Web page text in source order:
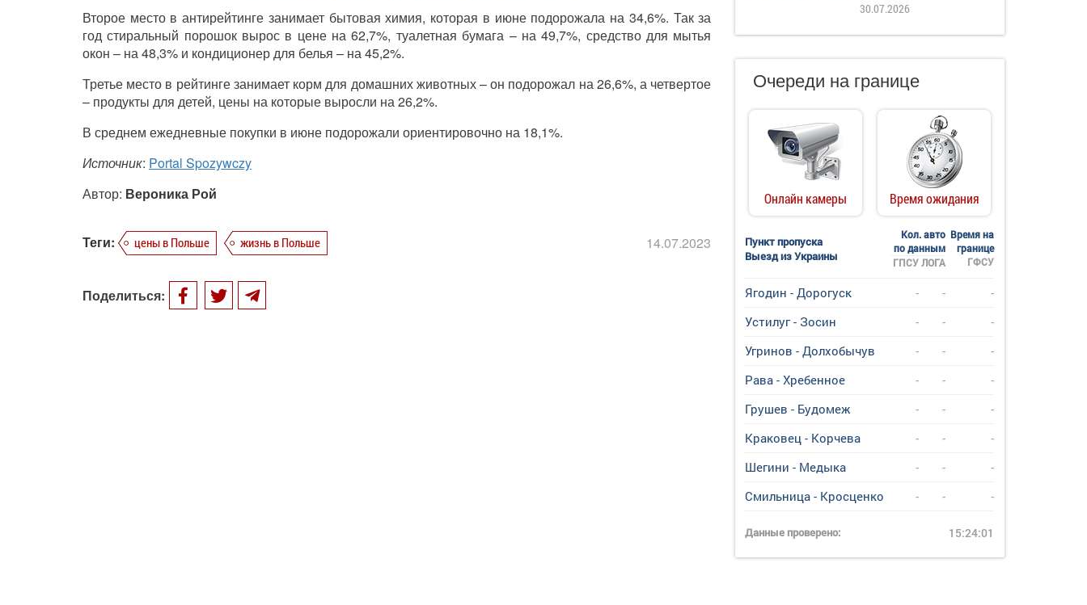
Второе место в антирейтинге занимает бытовая химия, которая в июне подорожала на 34,6%. Так за
год стиральный порошок вырос в цене на 62,7%, туалетная бумага – на 49,7%, средство для мытья
окон – на 48,3% и кондиционер для белья – на 45,2%.
Третье место в рейтинге занимает корм для домашних животных – он подорожал на 26,6%, а четвертое
– продукты для детей, цены на которые выросли на 26,2%.
В среднем ежедневные покупки в июне подорожали ориентировочно на 18,1%.
Источник: Portal Spozywczy
Автор: Вероника Рой
Теги: цены в Польше жизнь в Польше 14.07.2023
Поделиться:
30.07.2026
Очереди на границе
Онлайн камеры Время ожидания
Пункт пропуска
Выезд из Украины
Кол. авто
по данным
Время на
границе
ГФСУ
ГПСУ ЛОГА
Ягодин - Дорогуск - -
-
Устилуг - Зосин
- -
-
Угринов - Долхобычув
- -
-
Рава - Хребенное
- -
-
Грушев - Будомеж
- -
-
Краковец - Корчева
- -
-
Шегини - Медыка
- -
-
Смильница - Кросценко
- - -
Данные проверено: 15:24:01